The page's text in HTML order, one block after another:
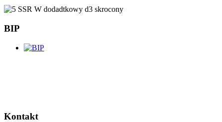
BIP
Kontakt